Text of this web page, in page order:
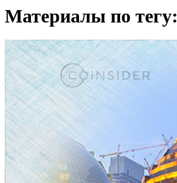
Материалы по тегу: